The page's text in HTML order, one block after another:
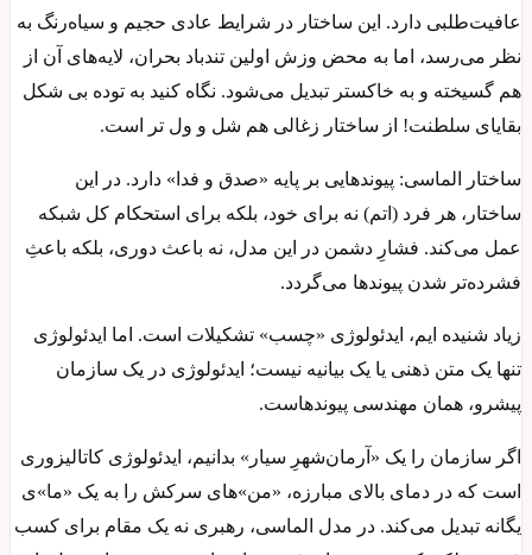
عافیت‌طلبی دارد. این ساختار در شرایط عادی حجیم و سیاه‌رنگ به
نظر می‌رسد، اما به محض وزش اولین تندباد بحران، لایه‌های آن از
هم گسیخته و به خاکستر تبدیل می‌شود. نگاه کنید به توده بی شکل
بقایای سلطنت! از ساختار زغالی هم شل و ول تر است.
ساختار الماسی: پیوندهایی بر پایه «صدق و فدا» دارد. در این
ساختار، هر فرد (اتم) نه برای خود، بلکه برای استحکام کل شبکه
عمل می‌کند. فشارِ دشمن در این مدل، نه باعث دوری، بلکه باعثِ
فشرده‌تر شدن پیوندها می‌گردد.
زیاد شنیده ایم، ایدئولوژی «چسب» تشکیلات است. اما ایدئولوژی
تنها یک متن ذهنی یا یک بیانیه نیست؛ ایدئولوژی در یک سازمان
پیشرو، همان مهندسی پیوندهاست.
اگر سازمان را یک «آرمان‌شهرِ سیار» بدانیم، ایدئولوژی کاتالیزوری
است که در دمای بالای مبارزه، «من»های سرکش را به یک «ما»ی
یگانه تبدیل می‌کند. در مدل الماسی، رهبری نه یک مقام برای کسب